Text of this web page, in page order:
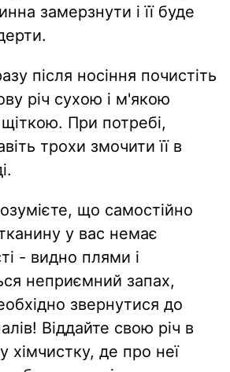
замерзнути і її буде
після носіння почистіть
річ сухою і м'якою
При потребі,
трохи змочити її в
що самостійно
у вас немає
- видно плями і
неприємний запах,
звернутися до
Віддайте свою річ в
хімчистку, де про неї